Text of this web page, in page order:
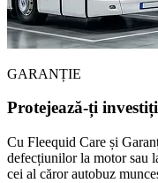
GARANȚIE
Protejează-ți
Cu Fleequid Care și
defecțiunilor la motor sau
cei al căror autobuz